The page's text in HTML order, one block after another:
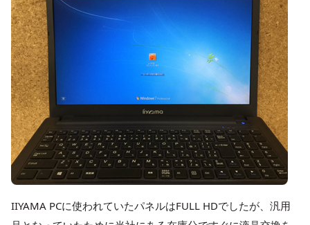
IIYAMA PCに使われていたパネルはFULL HDでしたが、汎用